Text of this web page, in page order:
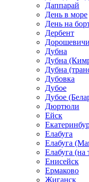
Даппарай
День в море
День на
Дербент
Дорошевичи
Дубна
Дубна
Дубна
Дубовка
Дубое
Дубое
Дюртюли
Ейск
Елабуга
Елабуга
Елабуга
Енисейск
Ермаково
Жиганск